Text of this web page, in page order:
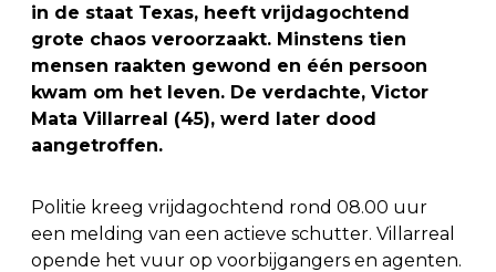
in de staat Texas, heeft vrijdagochtend
grote chaos veroorzaakt. Minstens tien
mensen raakten gewond en één persoon
kwam om het leven. De verdachte, Victor
Mata Villarreal (45), werd later dood
aangetroffen.
Politie kreeg vrijdagochtend rond 08.00 uur
een melding van een actieve schutter. Villarreal
opende het vuur op voorbijgangers en agenten.